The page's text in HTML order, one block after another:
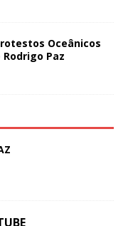
Oceânicos
Paz